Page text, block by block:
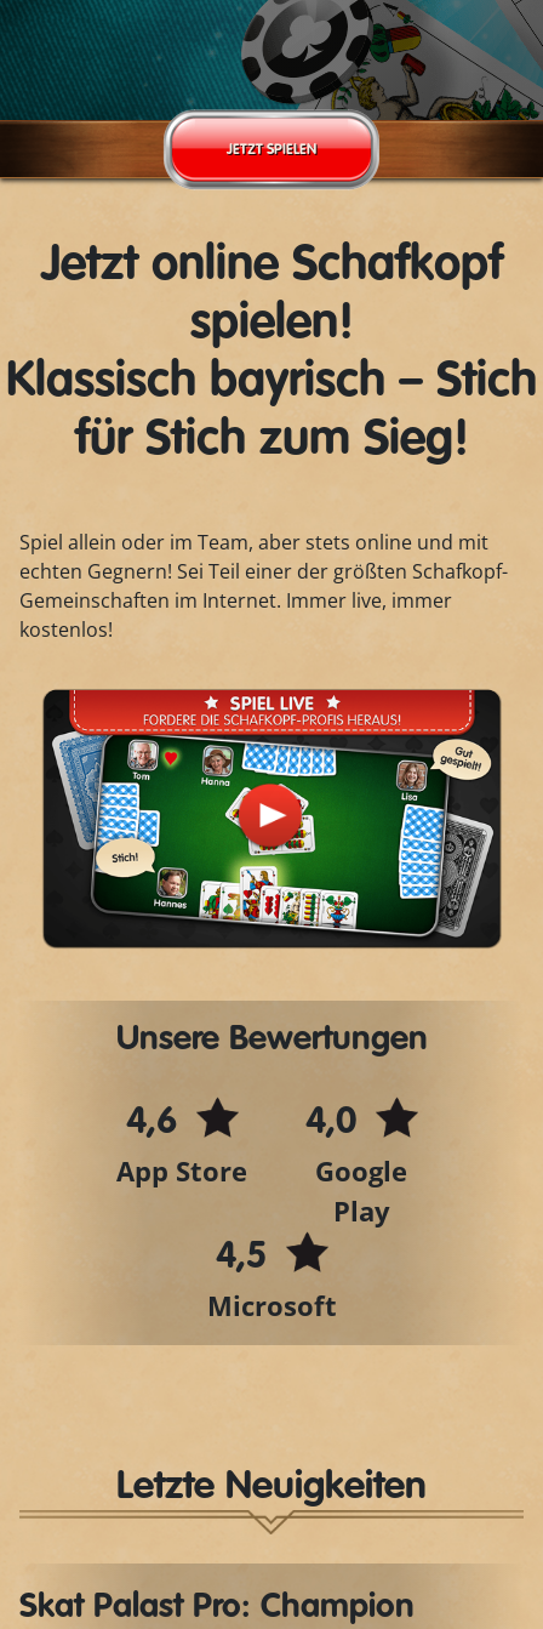
JETZT SPIELEN
Jetzt online Schafkopf
spielen!
Klassisch bayrisch – Stich
für Stich zum Sieg!
Spiel allein oder im Team, aber stets online und mit
echten Gegnern! Sei Teil einer der größten Schafkopf-
Gemeinschaften im Internet. Immer live, immer
kostenlos!
Play
Video
Unsere Bewertungen
4,6
App Store
4,0
Google
Play
4,5
Microsoft
Letzte Neuigkeiten
Skat Palast Pro: Champion